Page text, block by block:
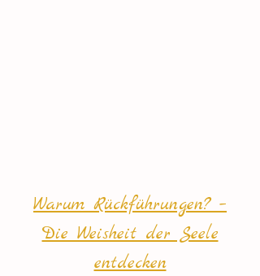
Warum Rückführungen? –
Die Weisheit der Seele
entdecken